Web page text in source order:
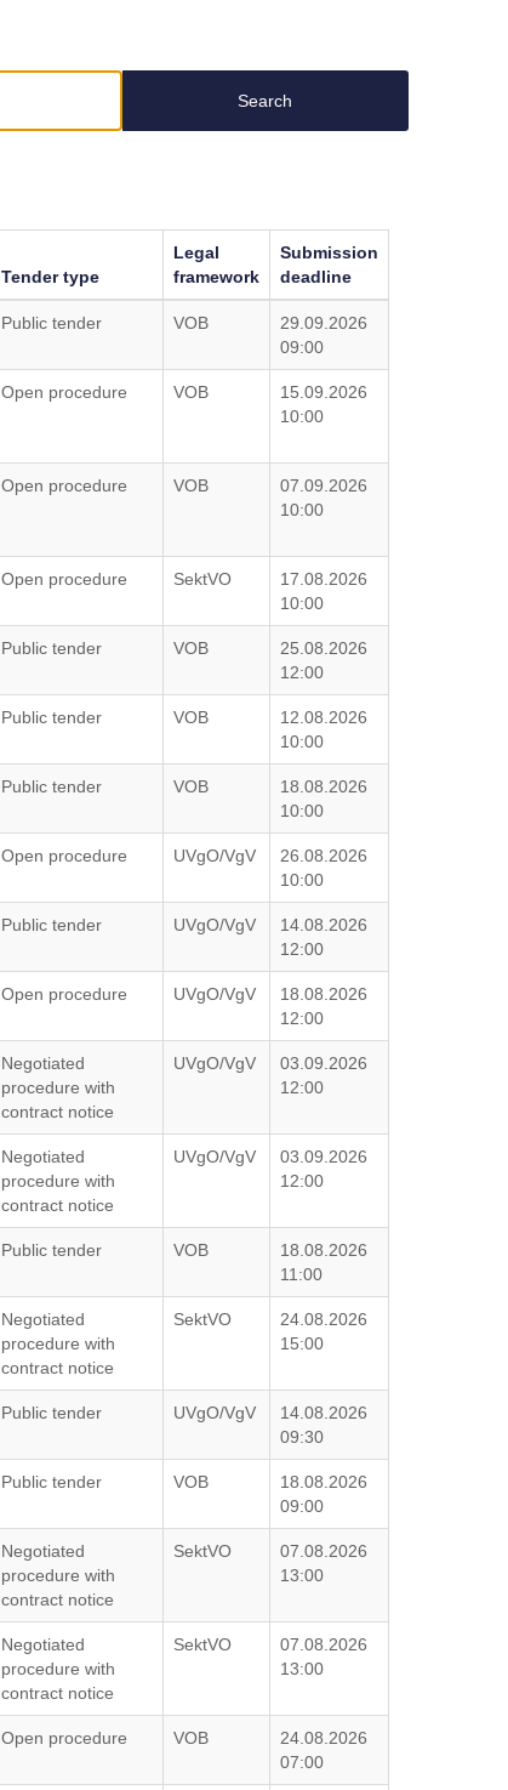
Search
Tender type
Legal
framework
Submission
deadline
Public tender VOB
29.09.2026
09:00
Open procedure VOB
15.09.2026
10:00
Open procedure VOB
07.09.2026
10:00
Open procedure SektVO
17.08.2026
10:00
Public tender VOB
25.08.2026
12:00
Public tender VOB
12.08.2026
10:00
Public tender VOB
18.08.2026
10:00
Open procedure UVgO/VgV
26.08.2026
10:00
Public tender UVgO/VgV
14.08.2026
12:00
Open procedure UVgO/VgV
18.08.2026
12:00
Negotiated
procedure with
contract notice
UVgO/VgV
03.09.2026
12:00
Negotiated
procedure with
contract notice
UVgO/VgV
03.09.2026
12:00
Public tender VOB
18.08.2026
11:00
Negotiated
procedure with
contract notice
SektVO
24.08.2026
15:00
Public tender UVgO/VgV
14.08.2026
09:30
Public tender VOB
18.08.2026
09:00
Negotiated
procedure with
contract notice
SektVO
07.08.2026
13:00
Negotiated
procedure with
contract notice
SektVO
07.08.2026
13:00
Open procedure VOB
24.08.2026
07:00